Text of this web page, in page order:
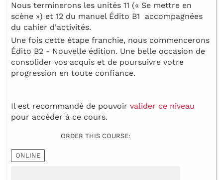
Nous terminerons les unités 11 (« Se mettre en
scène ») et 12 du manuel Édito B1 accompagnées
du cahier d'activités.
Une fois cette étape franchie, nous commencerons
Édito B2 - Nouvelle édition. Une belle occasion de
consolider vos acquis et de poursuivre votre
progression en toute confiance.
Il est recommandé de pouvoir valider ce niveau
pour accéder à ce cours.
ORDER THIS COURSE:
ONLINE